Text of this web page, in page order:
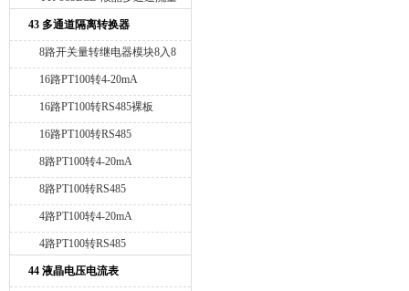
积算变送仪
43 多通道隔离转换器
8路开关量转继电器模块8入8
出
16路PT100转4-20mA
16路PT100转RS485裸板
16路PT100转RS485
8路PT100转4-20mA
8路PT100转RS485
4路PT100转4-20mA
4路PT100转RS485
44 液晶电压电流表